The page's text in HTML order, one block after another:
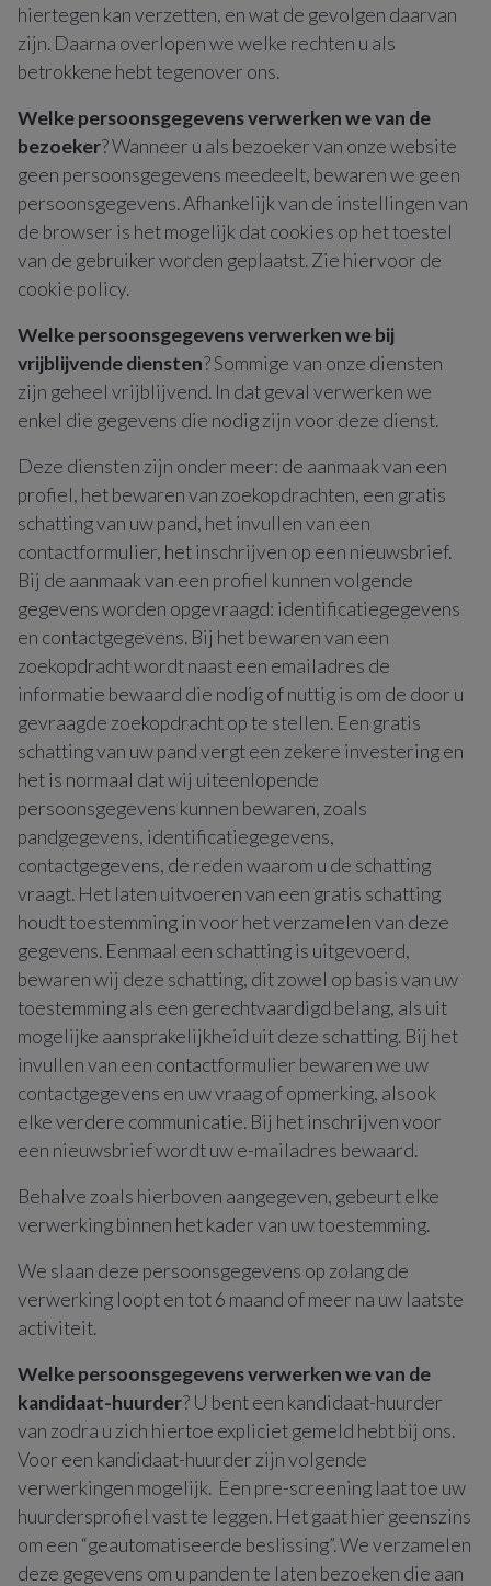
hiertegen kan verzetten, en wat de gevolgen daarvan
zijn. Daarna overlopen we welke rechten u als
betrokkene hebt tegenover ons.
Welke persoonsgegevens verwerken we van de
bezoeker? Wanneer u als bezoeker van onze website
geen persoonsgegevens meedeelt, bewaren we geen
persoonsgegevens. Afhankelijk van de instellingen van
de browser is het mogelijk dat cookies op het toestel
van de gebruiker worden geplaatst. Zie hiervoor de
cookie policy.
Welke persoonsgegevens verwerken we bij
vrijblijvende diensten? Sommige van onze diensten
zijn geheel vrijblijvend. In dat geval verwerken we
enkel die gegevens die nodig zijn voor deze dienst.
Deze diensten zijn onder meer: de aanmaak van een
profiel, het bewaren van zoekopdrachten, een gratis
schatting van uw pand, het invullen van een
contactformulier, het inschrijven op een nieuwsbrief.
Bij de aanmaak van een profiel kunnen volgende
gegevens worden opgevraagd: identificatiegegevens
en contactgegevens. Bij het bewaren van een
zoekopdracht wordt naast een emailadres de
informatie bewaard die nodig of nuttig is om de door u
gevraagde zoekopdracht op te stellen. Een gratis
schatting van uw pand vergt een zekere investering en
het is normaal dat wij uiteenlopende
persoonsgegevens kunnen bewaren, zoals
pandgegevens, identificatiegegevens,
contactgegevens, de reden waarom u de schatting
vraagt. Het laten uitvoeren van een gratis schatting
houdt toestemming in voor het verzamelen van deze
gegevens. Eenmaal een schatting is uitgevoerd,
bewaren wij deze schatting, dit zowel op basis van uw
toestemming als een gerechtvaardigd belang, als uit
mogelijke aansprakelijkheid uit deze schatting. Bij het
invullen van een contactformulier bewaren we uw
contactgegevens en uw vraag of opmerking, alsook
elke verdere communicatie. Bij het inschrijven voor
een nieuwsbrief wordt uw e-mailadres bewaard.
Behalve zoals hierboven aangegeven, gebeurt elke
verwerking binnen het kader van uw toestemming.
We slaan deze persoonsgegevens op zolang de
verwerking loopt en tot 6 maand of meer na uw laatste
activiteit.
Welke persoonsgegevens verwerken we van de
kandidaat-huurder? U bent een kandidaat-huurder
van zodra u zich hiertoe expliciet gemeld hebt bij ons.
Voor een kandidaat-huurder zijn volgende
verwerkingen mogelijk. Een pre-screening laat toe uw
huurdersprofiel vast te leggen. Het gaat hier geenszins
om een “geautomatiseerde beslissing”. We verzamelen
deze gegevens om u panden te laten bezoeken die aan